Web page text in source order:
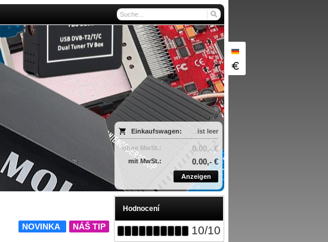
Einkaufswagen: ist leer
ohne MwSt.: 0.00,- €
mit MwSt.: 0.00,- €
Anzeigen
Hodnocení
10/10
NÁŠ TIP
NOVINKA